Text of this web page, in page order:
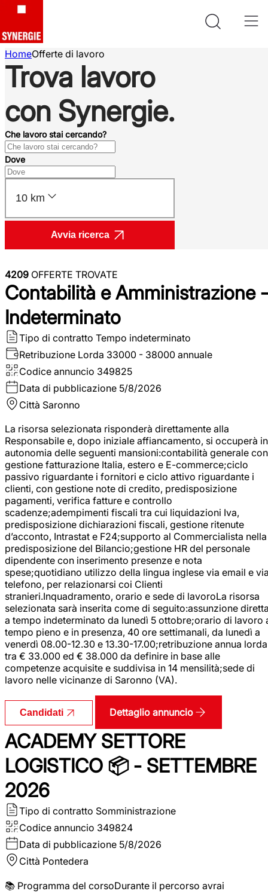
HomeOfferte di lavoro
Trova lavoro
con Synergie.
Che lavoro stai cercando?
Dove
10 km
Avvia ricerca
4209 OFFERTE TROVATE
Contabilità e Amministrazione -
Indeterminato
Tipo di contratto Tempo indeterminato
Retribuzione Lorda 33000 - 38000 annuale
Codice annuncio 349825
Data di pubblicazione 5/8/2026
Città Saronno
La risorsa selezionata risponderà direttamente alla
Responsabile e, dopo iniziale affiancamento, si occuperà in
autonomia delle seguenti mansioni:contabilità generale con
gestione fatturazione Italia, estero e E-commerce;ciclo
passivo riguardante i fornitori e ciclo attivo riguardante i
clienti, con gestione note di credito, predisposizione
pagamenti, verifica fatture e controllo
scadenze;adempimenti fiscali tra cui liquidazioni Iva,
predisposizione dichiarazioni fiscali, gestione ritenute
d’acconto, Intrastat e F24;supporto al Commercialista nella
predisposizione del Bilancio;gestione HR del personale
dipendente con inserimento presenze e nota
spese;quotidiano utilizzo della lingua inglese via email e
telefono, per relazionarsi coi Clienti
stranieri.Inquadramento, orario e sede di lavoroLa risorsa
selezionata sarà inserita come di seguito:assunzione
a tempo indeterminato da lunedì 5 ottobre;orario di lavoro
tempo pieno e in presenza, 40 ore settimanali, da lunedì a
venerdì 08.00-12.30 e 13.30-17.00;retribuzione annua lorda
tra € 33.000 ed € 38.000 da definire in base alle
competenze acquisite e suddivisa in 14 mensilità;sede di
lavoro nelle vicinanze di Saronno (VA).
Candidati Dettaglio annuncio
ACADEMY SETTORE
LOGISTICO 📦 - SETTEMBRE
2026
Tipo di contratto Somministrazione
Codice annuncio 349824
Data di pubblicazione 5/8/2026
Città Pontedera
📚 Programma del corsoDurante il percorso avrai